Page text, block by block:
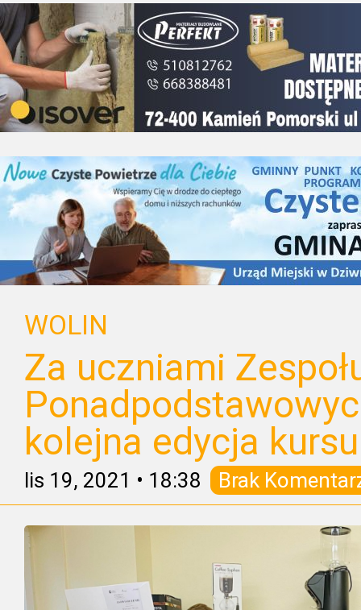
WOLIN
Za uczniami
kolejna edycja
lis 19, 2021 • 18:38 Brak